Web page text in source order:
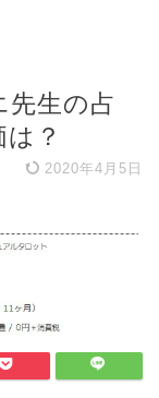
生の占
？
2020年4月5日